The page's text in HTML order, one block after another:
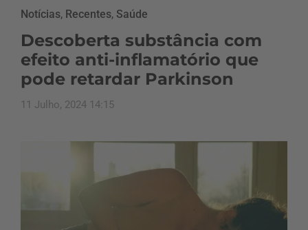
Notícias, Recentes, Saúde
Descoberta substância com
efeito anti-inflamatório que
pode retardar Parkinson
11 Julho, 2024 14:15